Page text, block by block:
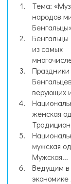
Тема:
народов
из самых
Праздники
верующих
женская
мужская
Мужская...
Ведущим в
экономике